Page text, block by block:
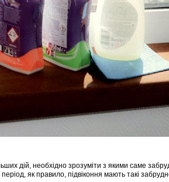
дій, необхідно зрозуміти з якими саме
як правило, підвіконня мають такі